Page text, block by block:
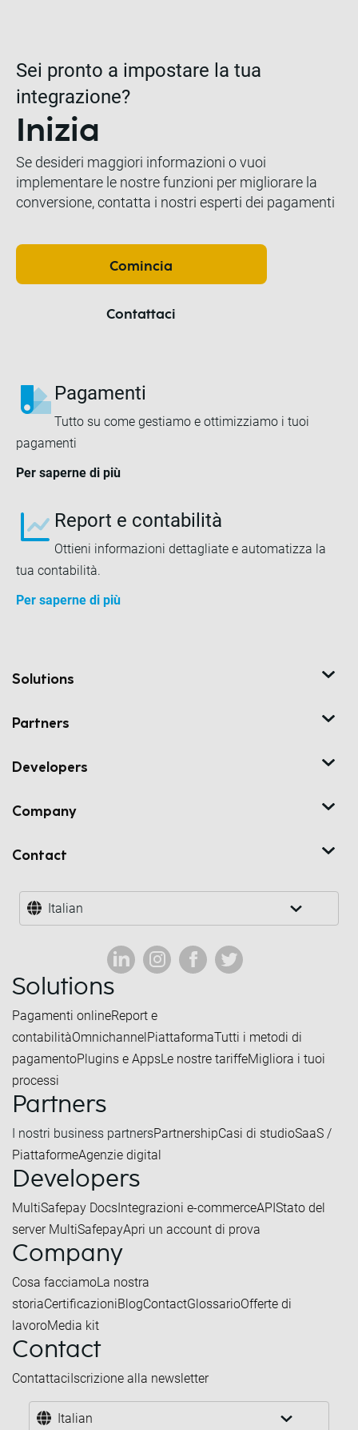
Sei pronto a impostare la tua
integrazione?
Inizia
Se desideri maggiori informazioni o vuoi
implementare le nostre funzioni per migliorare la
conversione, contatta i nostri esperti dei pagamenti
Comincia
Contattaci
Pagamenti
Tutto su come gestiamo e ottimizziamo i tuoi
pagamenti
Per saperne di più
Report e contabilità
Ottieni informazioni dettagliate e automatizza la
tua contabilità.
Per saperne di più
Solutions
Partners
Developers
Company
Contact
Italian
Solutions
Pagamenti onlineReport e
contabilitàOmnichannelPiattaformaTutti i metodi di
pagamentoPlugins e AppsLe nostre tariffeMigliora i tuoi
processi
Partners
I nostri business partnersPartnershipCasi di studioSaaS /
PiattaformeAgenzie digital
Developers
MultiSafepay DocsIntegrazioni e-commerceAPIStato del
server MultiSafepayApri un account di prova
Company
Cosa facciamoLa nostra
storiaCertificazioniBlogContactGlossarioOfferte di
lavoroMedia kit
Contact
ContattaciIscrizione alla newsletter
Italian